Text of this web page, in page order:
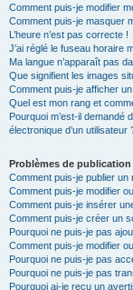
Comment puis-je modifier
Comment puis-je masquer
L’heure n’est pas correcte !
J’ai réglé le fuseau horaire
Ma langue n’apparaît pas
Que signifient les images
Comment puis-je afficher
Quel est mon rang et
Pourquoi m’est-il demandé
électronique d’un utilisateur
Problèmes de publication
Comment puis-je publier
Comment puis-je modifier
Comment puis-je insérer
Comment puis-je créer un
Pourquoi ne puis-je pas
Comment puis-je modifier
Pourquoi ne puis-je pas
Pourquoi ne puis-je pas
Pourquoi ai-je reçu un